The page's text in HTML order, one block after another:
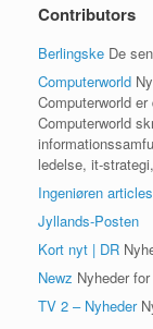
Contributors
Berlingske De
Computerworld
Computerworld
Computerworld
ledelse, it-
Ingeniøren articles
Jyllands-Posten
Kort nyt | DR
Newz Nyheder
TV 2 – Nyheder